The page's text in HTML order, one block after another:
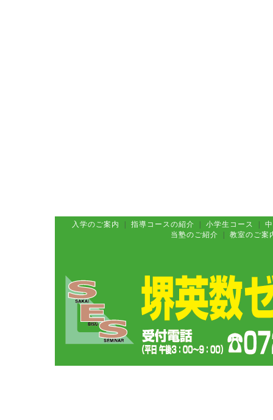
入学のご案内 指導コースの紹介 小学生コース
当塾のご紹介
教室のご案